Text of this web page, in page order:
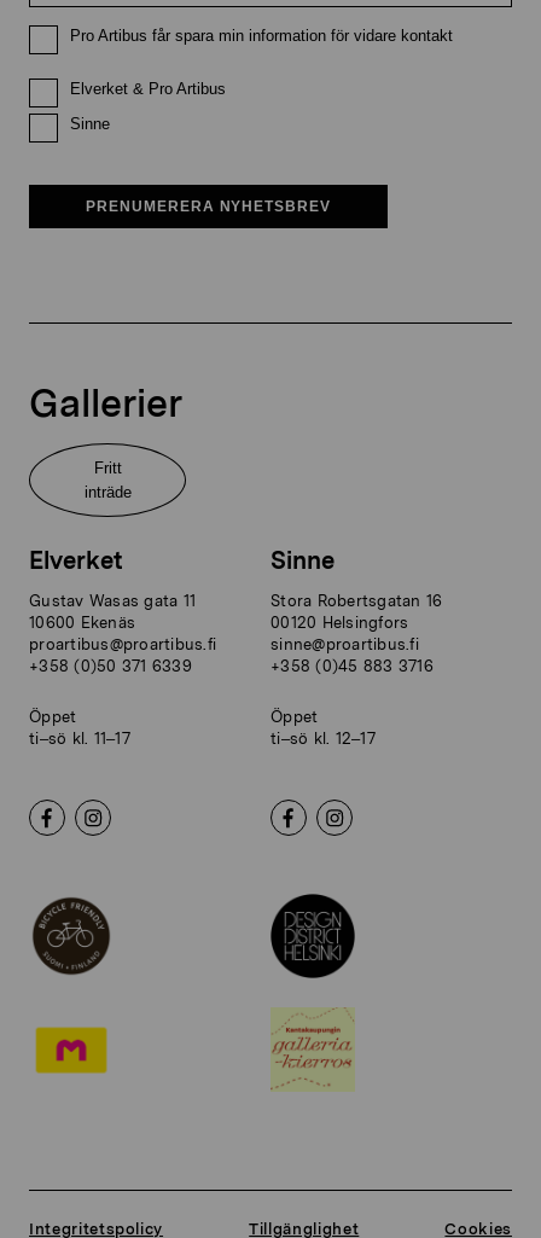
Pro Artibus får spara min information för vidare kontakt
Elverket & Pro Artibus
Sinne
PRENUMERERA NYHETSBREV
Gallerier
Fritt
inträde
Elverket
Gustav Wasas gata 11
10600 Ekenäs
proartibus@proartibus.fi
+358 (0)50 371 6339
Öppet
ti–sö kl. 11–17
Sinne
Stora Robertsgatan 16
00120 Helsingfors
sinne@proartibus.fi
+358 (0)45 883 3716
Öppet
ti–sö kl. 12–17
Integritetspolicy Tillgänglighet Cookies